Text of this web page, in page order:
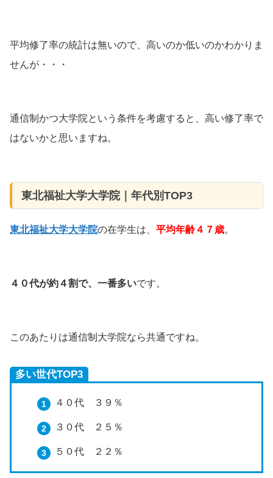
平均修了率の統計は無いので、高いのか低いのかわかりま
せんが・・・
通信制かつ大学院という条件を考慮すると、高い修了率で
はないかと思いますね。
東北福祉大学大学院｜年代別TOP3
東北福祉大学大学院の在学生は、 平均年齢４７歳。
４０代が約４割で、 一番多いです。
このあたりは通信制大学院なら共通ですね。
多い世代TOP3
４０代 ３９％
３０代 ２５％
５０代 ２２％